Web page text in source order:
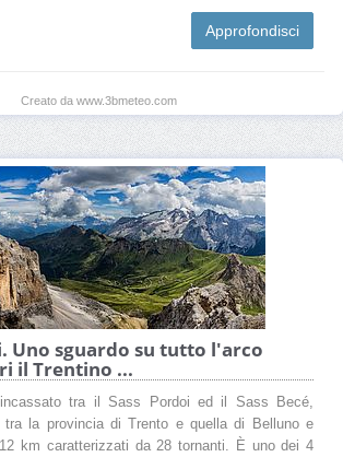
Approfondisci
Creato da www.3bmeteo.com
Uno sguardo su tutto l'arco
il Trentino ...
tra il Sass Pordoi ed il Sass Becé,
tra la provincia di Trento e quella di Belluno e
km caratterizzati da 28 tornanti. È uno dei 4